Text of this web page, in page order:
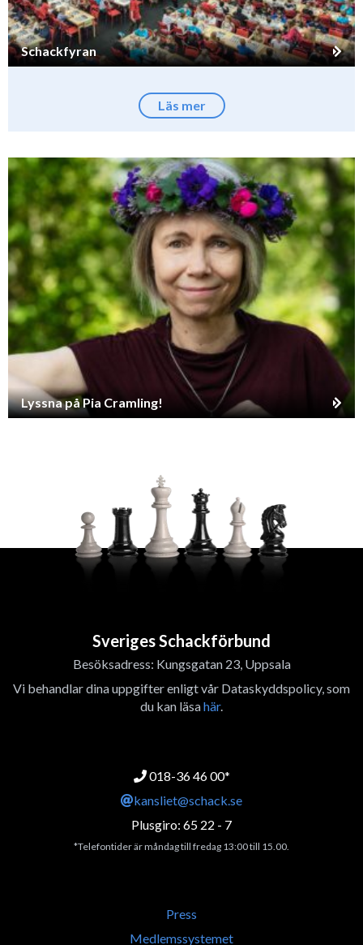
Schackfyran
Läs mer
Lyssna på Pia Cramling!
Sveriges Schackförbund
Besöksadress: Kungsgatan 23, Uppsala
Vi behandlar dina uppgifter enligt vår Dataskyddspolicy, som
du kan läsahär.
018-36 46 00*
kansliet@schack.se
Plusgiro: 65 22 - 7
*Telefontider är måndag till fredag 13:00 till 15.00.
Press
Medlemssystemet